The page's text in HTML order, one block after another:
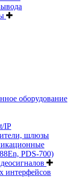
оборудование
IP
шлюзы
PDS-700)
интерфейсов